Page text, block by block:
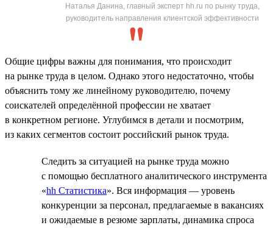
Наталья Данина, главный эксперт hh.ru по рынку труда,
руководитель направления клиентской эффективности
Общие цифры важны для понимания, что происходит
на рынке труда в целом. Однако этого недостаточно, чтобы
объяснить тому же линейному руководителю, почему
соискателей определённой профессии не хватает
в конкретном регионе. Углубимся в детали и посмотрим,
из каких сегментов состоит российский рынок труда.
Следить за ситуацией на рынке труда можно
с помощью бесплатного аналитического инструмента
«hh Статистика». Вся информация — уровень
конкуренции за персонал, предлагаемые в вакансиях
и ожидаемые в резюме зарплаты, динамика спроса